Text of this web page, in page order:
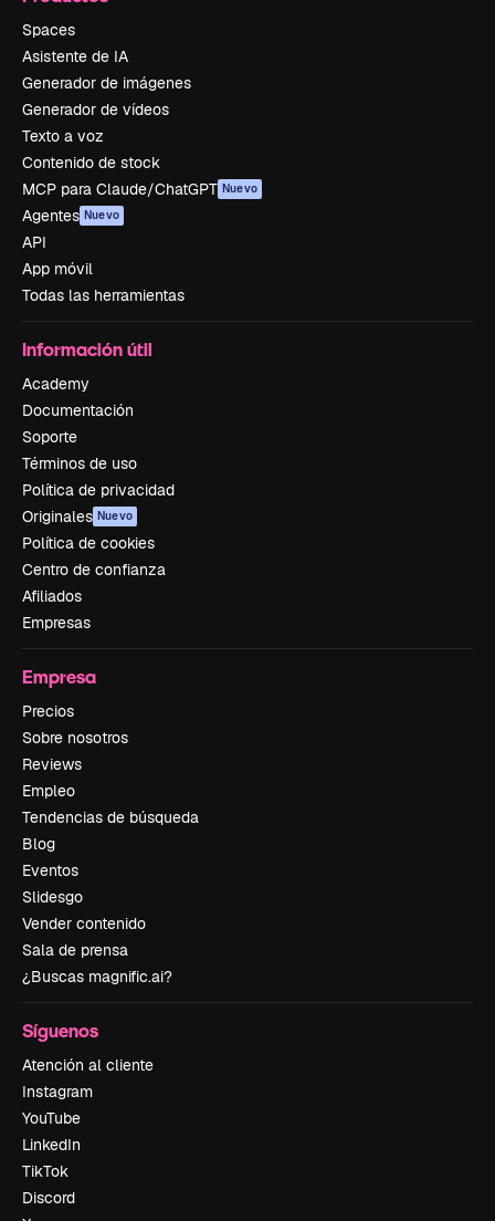
Spaces
Asistente de IA
Generador de imágenes
Generador de vídeos
Texto a voz
Contenido de stock
MCP para Claude/ChatGPT Nuevo
Agentes Nuevo
API
App móvil
Todas las herramientas
Información útil
Academy
Documentación
Soporte
Términos de uso
Política de privacidad
Originales Nuevo
Política de cookies
Centro de confianza
Afiliados
Empresas
Empresa
Precios
Sobre nosotros
Reviews
Empleo
Tendencias de búsqueda
Blog
Eventos
Slidesgo
Vender contenido
Sala de prensa
¿Buscas magnific.ai?
Síguenos
Atención al cliente
Instagram
YouTube
LinkedIn
TikTok
Discord